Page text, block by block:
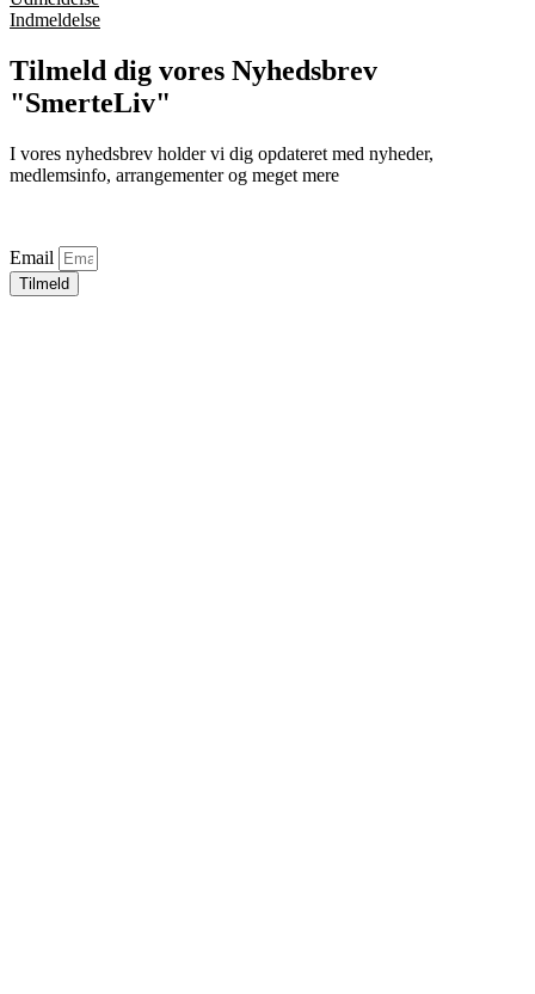
Indmeldelse
Tilmeld dig vores Nyhedsbrev
"SmerteLiv"
I vores nyhedsbrev holder vi dig opdateret med nyheder,
medlemsinfo, arrangementer og meget mere
Email
Tilmeld